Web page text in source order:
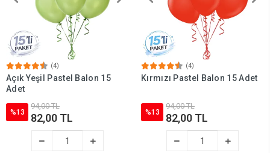
(4)
Açık Yeşil Pastel Balon 15
Adet
%13
94,00 TL
82,00 TL
(4)
Kırmızı Pastel Balon 15 Adet
%13
94,00 TL
82,00 TL